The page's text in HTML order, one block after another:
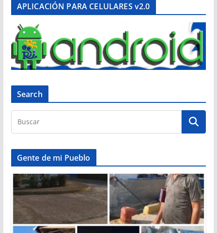
APLICACIÓN PARA CELULARES v2.0
Search
Gente de mi Pueblo